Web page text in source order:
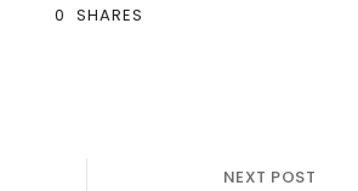
0 SHARES
NEXT POST